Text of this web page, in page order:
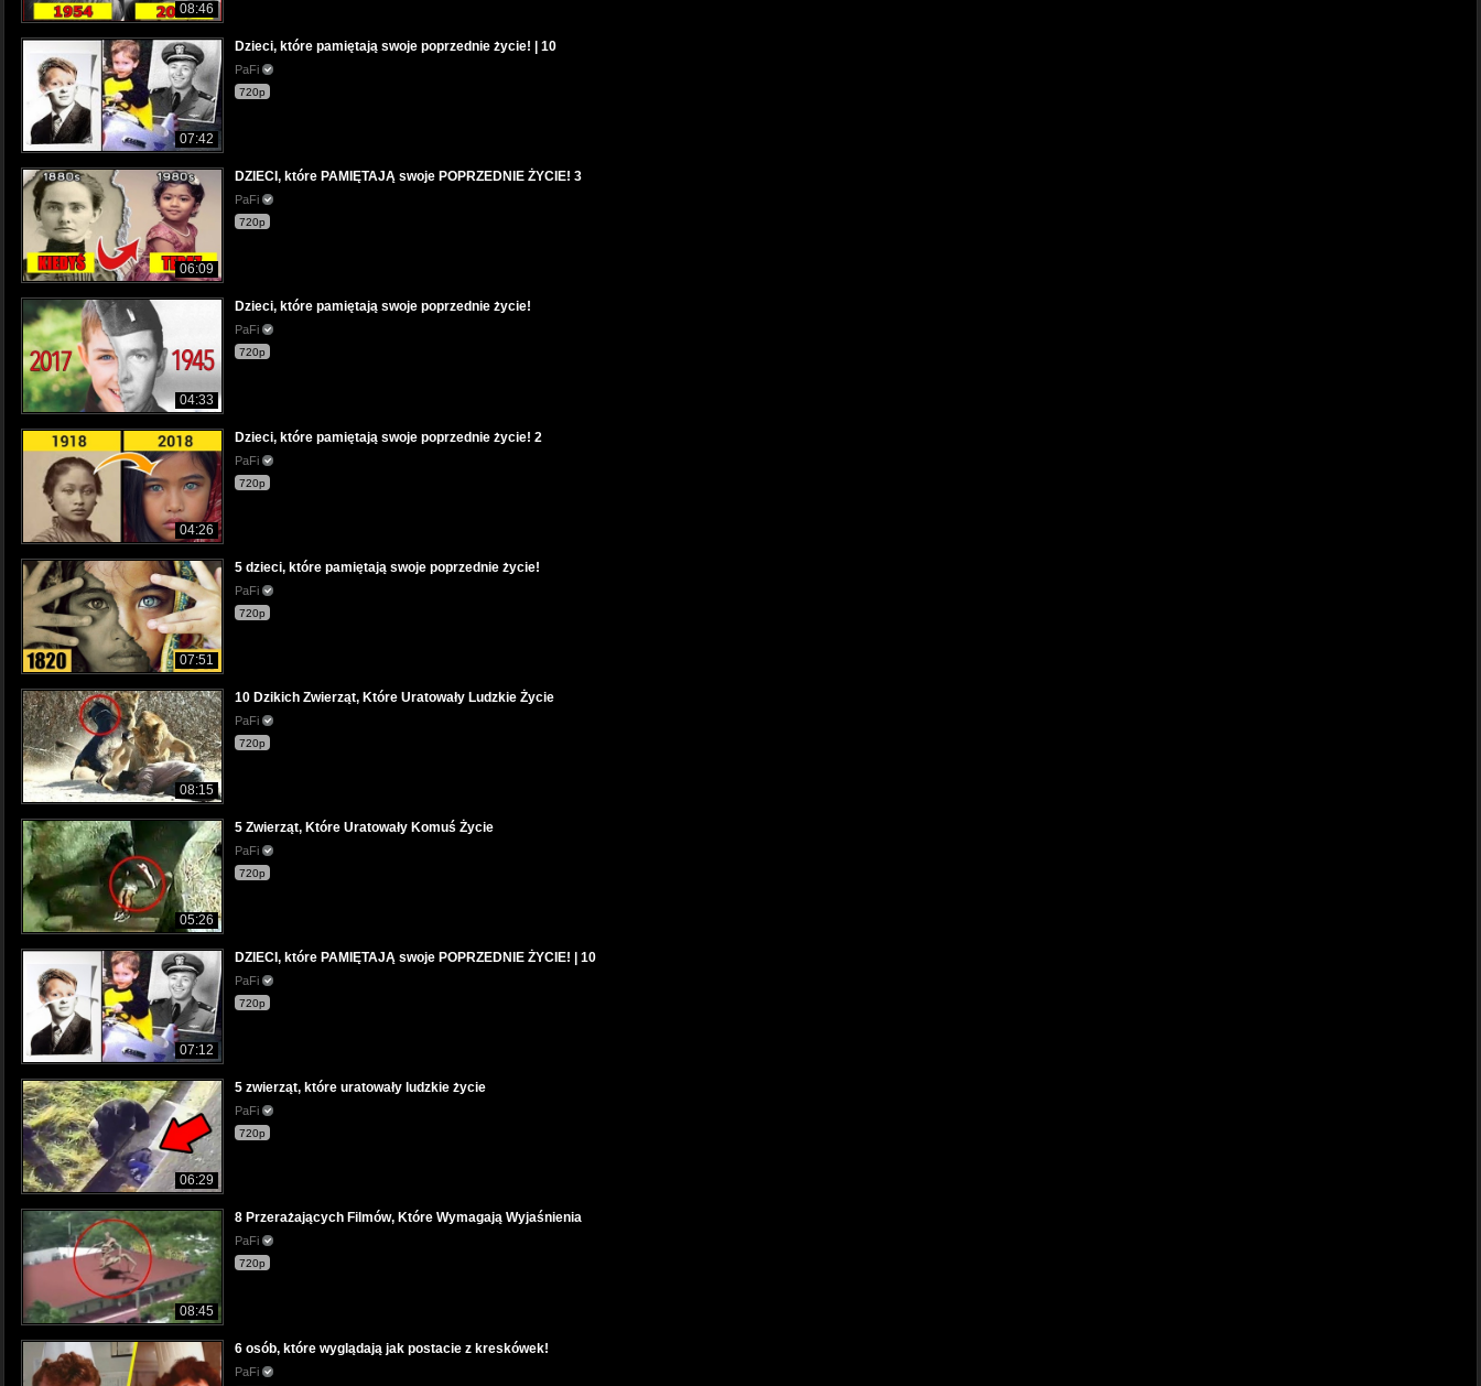
08:46
07:42
Dzieci, które pamiętają swoje poprzednie życie! | 10
PaFi
720p
06:09
DZIECI, które PAMIĘTAJĄ swoje POPRZEDNIE ŻYCIE! 3
PaFi
720p
04:33
Dzieci, które pamiętają swoje poprzednie życie!
PaFi
720p
04:26
Dzieci, które pamiętają swoje poprzednie życie! 2
PaFi
720p
07:51
5 dzieci, które pamiętają swoje poprzednie życie!
PaFi
720p
08:15
10 Dzikich Zwierząt, Które Uratowały Ludzkie Życie
PaFi
720p
05:26
5 Zwierząt, Które Uratowały Komuś Życie
PaFi
720p
07:12
DZIECI, które PAMIĘTAJĄ swoje POPRZEDNIE ŻYCIE! | 10
PaFi
720p
06:29
5 zwierząt, które uratowały ludzkie życie
PaFi
720p
08:45
8 Przerażających Filmów, Które Wymagają Wyjaśnienia
PaFi
720p
6 osób, które wyglądają jak postacie z kreskówek!
PaFi